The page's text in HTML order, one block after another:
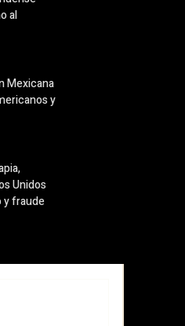
al
Mexicana
y
Unidos
y fraude